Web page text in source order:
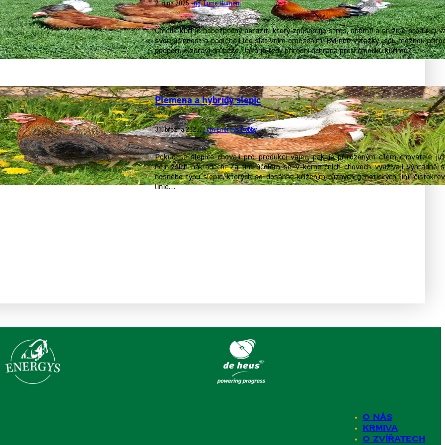
2. října 2025,Ing. Lucie Humeni
Čmelík kuří je nebezpečný parazit, který způsobuje stres, anémii a snižuje produkci
svou účinnost a podléhají legislativním omezením. Bylinné výtažky jsou možnou
podporuje zdraví drůbeže. Jaká je tedy přírodní ochrana proti čmelíku kuřímu?
Plemena a hybridy slepic
31. března 2025,Tým Energys Hobby
Pokud se slepice chovají pro produkci vajec, pak je přirozeným cílem chovatele
nejnižších nákladech. Za tím účelem se v komerčních chovech využívají výhradně
nosného typu slepic, kterých se dosáhne křížením různých genetických linií
linie…
O nás
Krmiva
O zvířatech